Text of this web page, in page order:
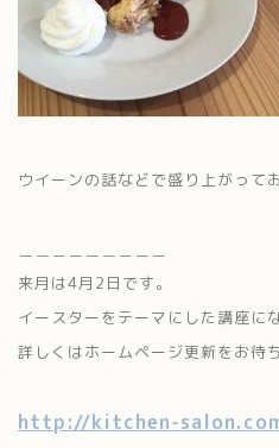
ウイーンの話などで盛り上がって
来月は4月2日です。
イースターをテーマにした講座に
詳しくはホームページ更新をお待
http://kitchen-